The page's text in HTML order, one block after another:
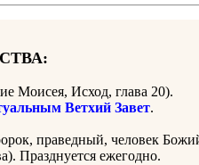
Моисея, Исход, глава 20).
Ветхий Завет.
праведный, человек
Празднуется ежегодно.